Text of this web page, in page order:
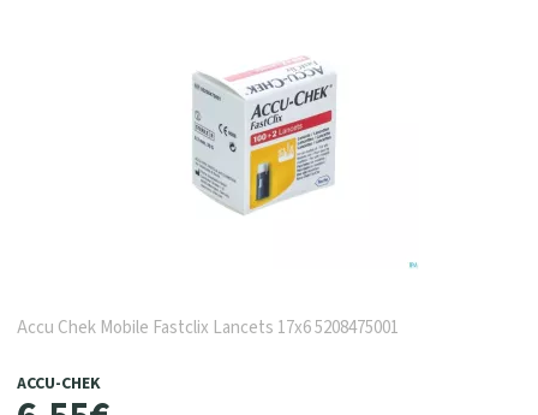
Accu Chek Mobile Fastclix Lancets 17x6 5208475001
ACCU-CHEK